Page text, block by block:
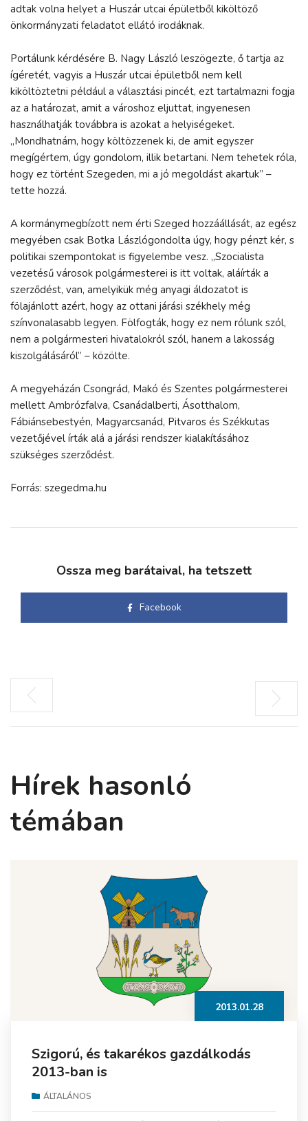
adtak volna helyet a Huszár utcai épületből kiköltöző
önkormányzati feladatot ellátó irodáknak.
Portálunk kérdésére B. Nagy László leszögezte, ő tartja az
ígéretét, vagyis a Huszár utcai épületből nem kell
kiköltöztetni például a választási pincét, ezt tartalmazni fogja
az a határozat, amit a városhoz eljuttat, ingyenesen
használhatják továbbra is azokat a helyiségeket.
„Mondhatnám, hogy költözzenek ki, de amit egyszer
megígértem, úgy gondolom, illik betartani. Nem tehetek róla,
hogy ez történt Szegeden, mi a jó megoldást akartuk” –
tette hozzá.
A kormánymegbízott nem érti Szeged hozzáállását, az egész
megyében csak Botka Lászlógondolta úgy, hogy pénzt kér, s
politikai szempontokat is figyelembe vesz. „Szocialista
vezetésű városok polgármesterei is itt voltak, aláírták a
szerződést, van, amelyikük még anyagi áldozatot is
fölajánlott azért, hogy az ottani járási székhely még
színvonalasabb legyen. Fölfogták, hogy ez nem rólunk szól,
nem a polgármesteri hivatalokról szól, hanem a lakosság
kiszolgálásáról” – közölte.
A megyeházán Csongrád, Makó és Szentes polgármesterei
mellett Ambrózfalva, Csanádalberti, Ásotthalom,
Fábiánsebestyén, Magyarcsanád, Pitvaros és Székkutas
vezetőjével írták alá a járási rendszer kialakításához
szükséges szerződést.
Forrás: szegedma.hu
Ossza meg barátaival, ha tetszett
Facebook
Hírek hasonló
témában
2013.01.28
Szigorú, és takarékos gazdálkodás
2013-ban is
ÁLTALÁNOS